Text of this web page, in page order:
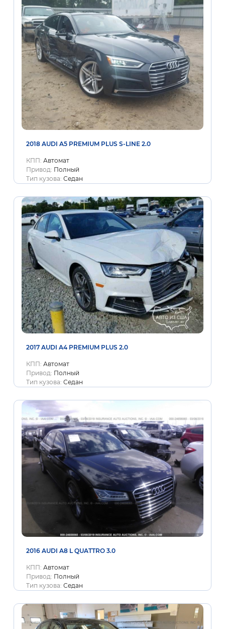
2018 AUDI A5 PREMIUM PLUS S-LINE 2.0
КПП: Автомат
Привод: Полный
Тип кузова: Седан
2017 AUDI A4 PREMIUM PLUS 2.0
КПП: Автомат
Привод: Полный
Тип кузова: Седан
2016 AUDI A8 L QUATTRO 3.0
КПП: Автомат
Привод: Полный
Тип кузова: Седан